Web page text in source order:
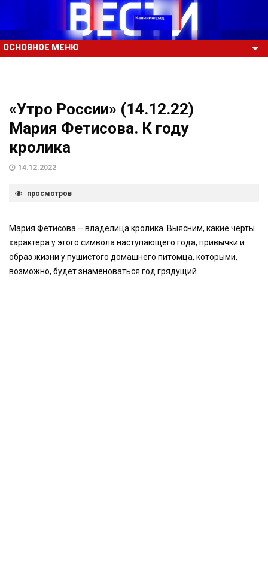
ОСНОВНОЕ МЕНЮ
«Утро России» (14.12.22)
Мария Фетисова. К году
кролика
14.12.2022
просмотров
Мария Фетисова – владелица кролика. Выясним, какие черты
характера у этого символа наступающего года, привычки и
образ жизни у пушистого домашнего питомца, которыми,
возможно, будет знаменоваться год грядущий.